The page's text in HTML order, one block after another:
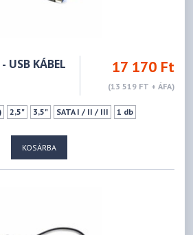
USB KÁBEL
17 170 Ft
(13 519 FT + ÁFA)
2,5" 3,5" SATA I / II / III 1 db
KOSÁRBA